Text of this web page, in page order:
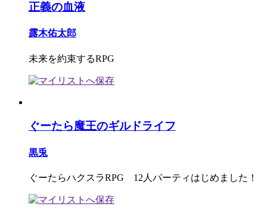
正義の血液
露木佑太郎
未来を約束するRPG
ぐーたら魔王のギルドライフ
黒兎
ぐーたらハクスラRPG 12人パーティはじめました！